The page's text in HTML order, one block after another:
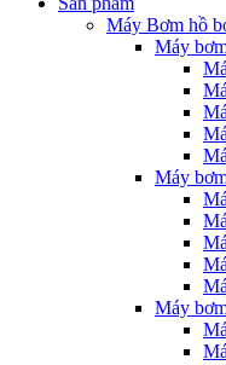
Máy Bơm hồ
Máy
Máy
Máy